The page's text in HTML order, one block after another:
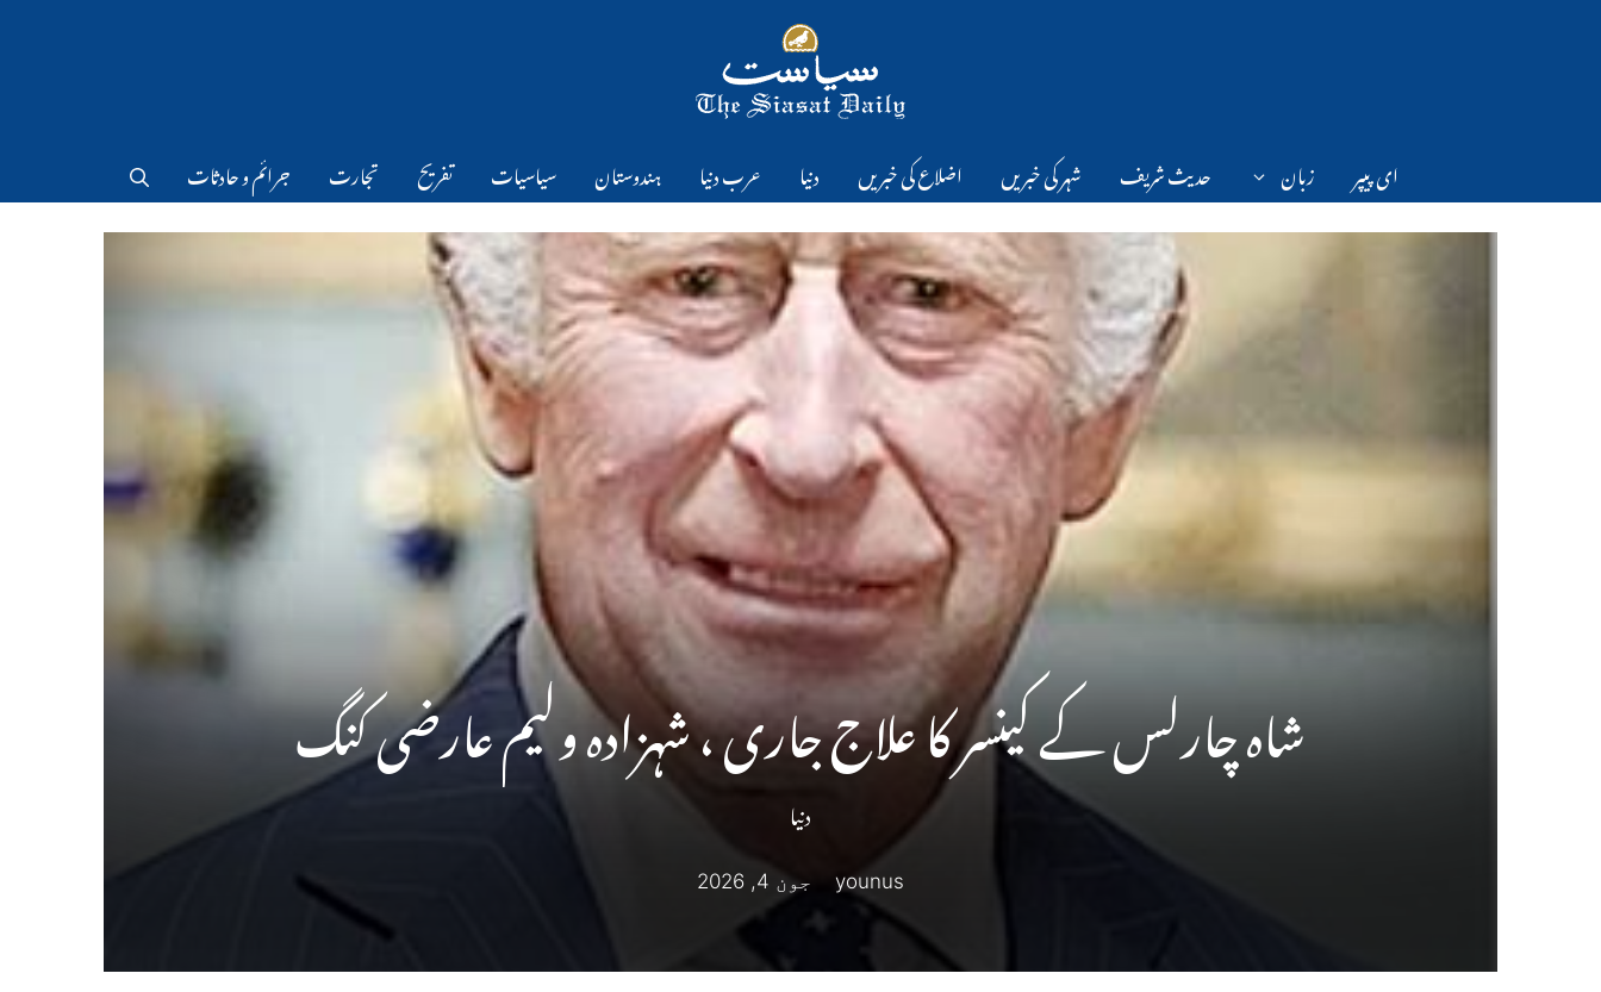
ای پیپر زبان حدیث شریف شہر کی خبریں اضلاع کی خبریں دنیا عرب دنیا ہندوستان سیاسیات تفریح تجارت جرائم و حادثات
شاہ چارلس کے کینسر کا علاج جاری ، شہزادہ ولیم عارضی کنگ
دنیا
younus جون 4, 2026